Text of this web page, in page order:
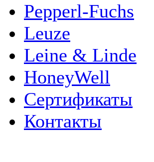
Pepperl-Fuchs
Leuze
Leine & Linde
HoneyWell
Сертификаты
Контакты